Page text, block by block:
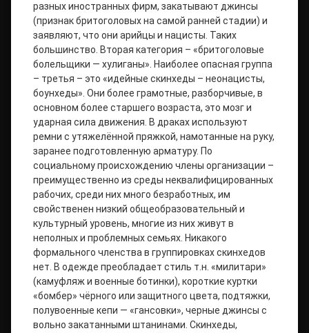
разных иностранных фирм, закатывают джинсы
(признак бритоголовых на самой ранней стадии) и
заявляют, что они арийцы и нацисты. Таких
большинство. Вторая категория – «бритоголовые
болельщики — хулиганы». Наиболее опасная группа
– третья – это «идейные скинхеды – неонацисты,
боунхеды». Они более грамотные, разборчивые, в
основном более старшего возраста, это мозг и
ударная сила движения. В драках используют
ремни с утяжелённой пряжкой, намотанные на руку,
заранее подготовленную арматуру. По
социальному происхождению члены организации –
преимущественно из среды неквалифицированных
рабочих, среди них много безработных, им
свойственен низкий общеобразовательный и
культурный уровень, многие из них живут в
неполных и проблемных семьях. Никакого
формального членства в группировках скинхедов
нет. В одежде преобладает стиль т.н. «милитари»
(камуфляж и военные ботинки), короткие куртки
«бомбер» чёрного или защитного цвета, подтяжки,
полувоенные кепи — «гансовки», черные джинсы с
вольно закатанными штанинами. Скинхеды,